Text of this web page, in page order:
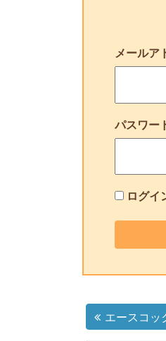
メールア
パスワー
ログイ
エースコッ